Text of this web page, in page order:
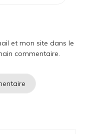
et mon site dans le
commentaire.